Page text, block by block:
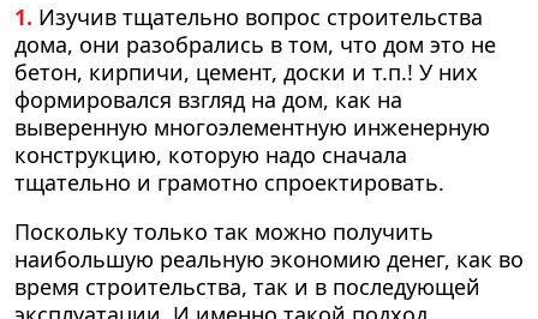
1. Изучив тщательно вопрос строительства
дома, они разобрались в том, что дом это не
бетон, кирпичи, цемент, доски и т.п.! У них
формировался взгляд на дом, как на
выверенную многоэлементную инженерную
конструкцию, которую надо сначала
тщательно и грамотно спроектировать.
Поскольку только так можно получить
наибольшую реальную экономию денег, как во
время строительства, так и в последующей